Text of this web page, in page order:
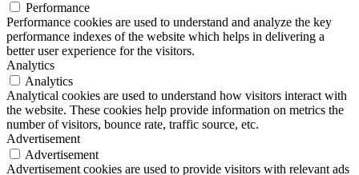
Performance
Performance cookies are used to understand and analyze the key
performance indexes of the website which helps in delivering a
better user experience for the visitors.
Analytics
Analytics
Analytical cookies are used to understand how visitors interact with
the website. These cookies help provide information on metrics the
number of visitors, bounce rate, traffic source, etc.
Advertisement
Advertisement
Advertisement cookies are used to provide visitors with relevant ads